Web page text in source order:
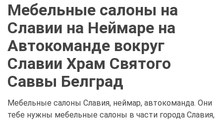
Мебельные салоны на
Славии на Неймаре на
Автокоманде вокруг
Славии Храм Святого
Саввы Белград
Мебельные салоны Славия, неймар, автокоманда. Они
тебе нужны мебельные салоны в части города Славия,